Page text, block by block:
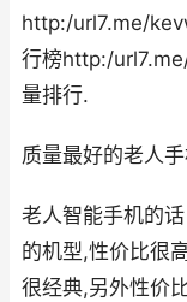
http:/url7.me/
行榜http:/
量排行.
质量最好的老人
老人智能手机的
的机型,性价比很
很经典,另外性价